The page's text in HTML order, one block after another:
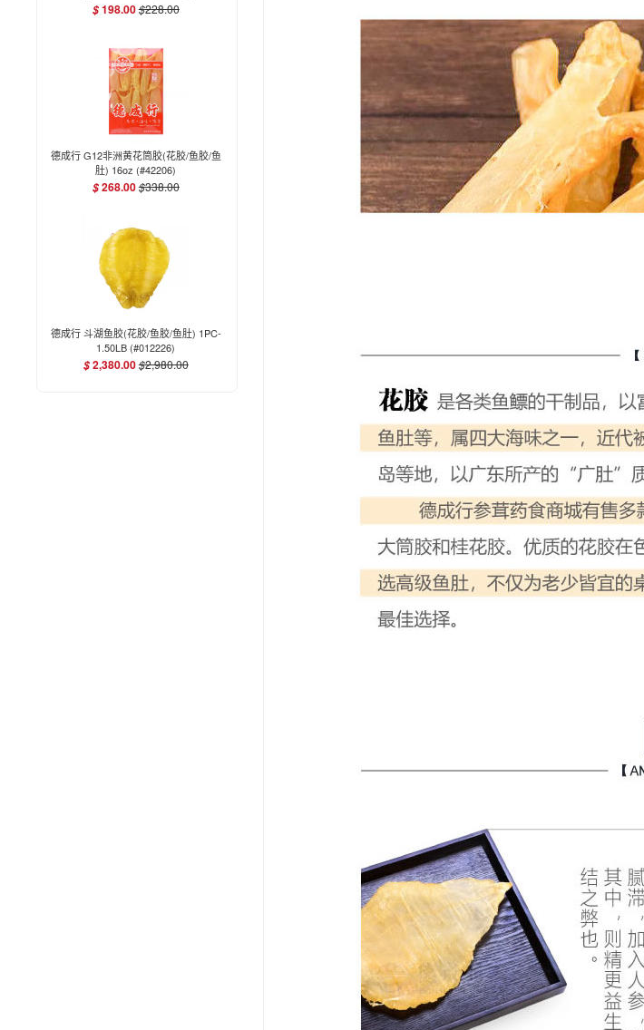
$198.00$228.00
德成行 G12非洲黄花筒胶(花胶/鱼胶/鱼
肚) 16oz (#42206)
$268.00$338.00
德成行 斗湖鱼胶(花胶/鱼胶/鱼肚) 1PC-
1.50LB (#012226)
$2,380.00$2,980.00